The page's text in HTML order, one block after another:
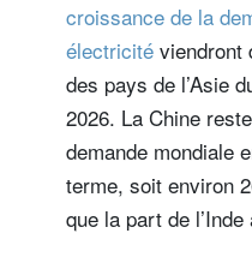
croissance de la
électricité viendront
des pays de l’Asie
2026. La Chine
demande mondiale
terme, soit environ
que la part de